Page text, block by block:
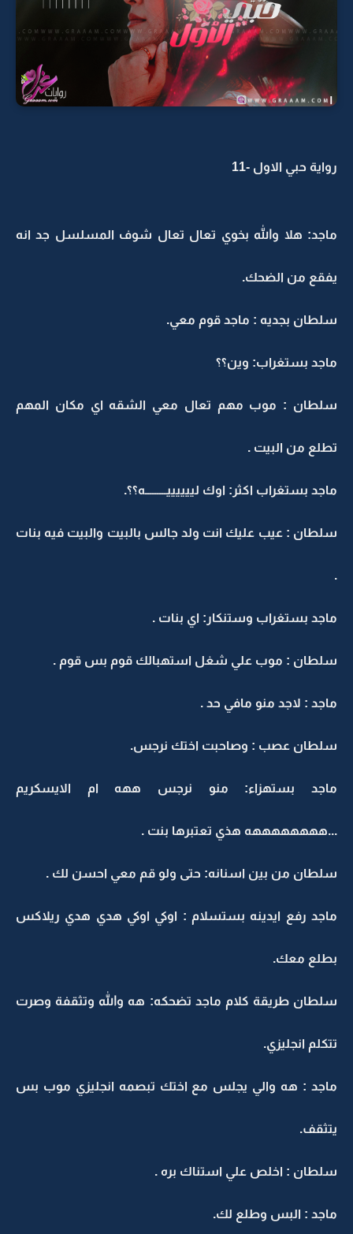
رواية حبي الاول -11
ماجد: هلا والله بخوي تعال تعال شوف المسلسل جد انه
يفقع من الضحك.
سلطان بجديه : ماجد قوم معي.
ماجد بستغراب: وين؟؟
سلطان : موب مهم تعال معي الشقه اي مكان المهم
تطلع من البيت .
ماجد بستغراب اكثر: اوك لييييييـــــــــه؟؟.
سلطان : عيب عليك انت ولد جالس بالبيت والبيت فيه بنات
.
ماجد بستغراب وستنكار: اي بنات .
سلطان : موب علي شغل استهبالك قوم بس قوم .
ماجد : لاجد منو مافي حد .
سلطان عصب : وصاحبت اختك نرجس.
ماجد بستهزاء: منو نرجس ههه ام الايسكريم
...ههههههههه هذي تعتبرها بنت .
سلطان من بين اسنانه: حتى ولو قم معي احسن لك .
ماجد رفع ايدينه بستسلام : اوكي اوكي هدي هدي ريلاكس
بطلع معك.
سلطان طريقة كلام ماجد تضحكه: هه والله وتثقفة وصرت
تتكلم انجليزي.
ماجد : هه والي يجلس مع اختك تبصمه انجليزي موب بس
يتثقف.
سلطان : اخلص علي استناك بره .
ماجد : البس وطلع لك.